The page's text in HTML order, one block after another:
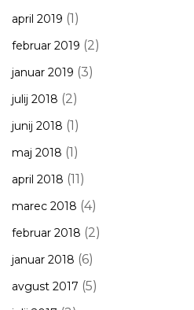
april 2019 (1)
februar 2019 (2)
januar 2019 (3)
julij 2018 (2)
junij 2018 (1)
maj 2018 (1)
april 2018 (11)
marec 2018 (4)
februar 2018 (2)
januar 2018 (6)
avgust 2017 (5)